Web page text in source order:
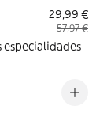
29,99 €
57,97 €
especialidades